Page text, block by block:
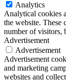
Analytics
Analytical cookies
the website. These
number of visitors,
Advertisement
Advertisement
Advertisement
and marketing
websites and